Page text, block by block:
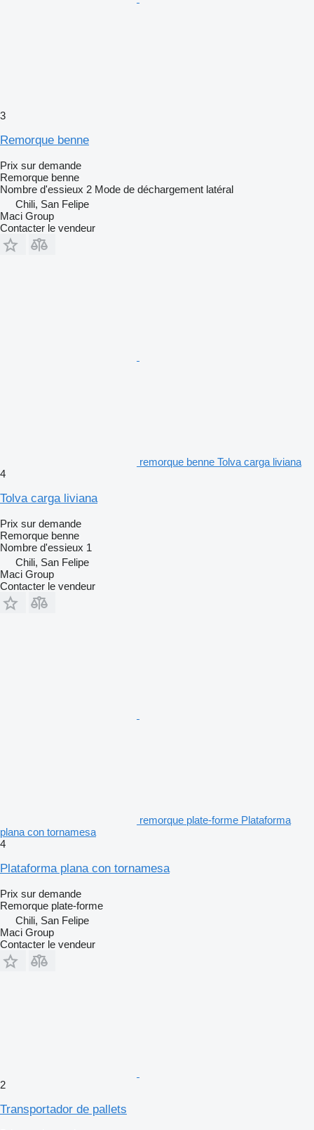
3
Remorque benne
Prix sur demande
Remorque benne
Nombre d'essieux 2 Mode de déchargement latéral
Chili, San Felipe
Maci Group
Contacter le vendeur
remorque benne Tolva carga liviana
4
Tolva carga liviana
Prix sur demande
Remorque benne
Nombre d'essieux 1
Chili, San Felipe
Maci Group
Contacter le vendeur
remorque plate-forme Plataforma
plana con tornamesa
4
Plataforma plana con tornamesa
Prix sur demande
Remorque plate-forme
Chili, San Felipe
Maci Group
Contacter le vendeur
2
Transportador de pallets